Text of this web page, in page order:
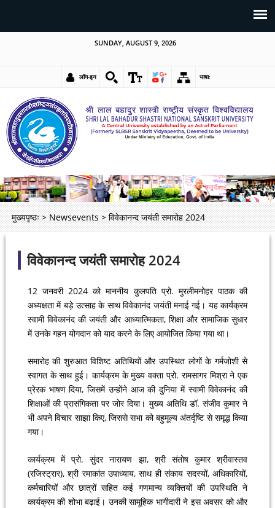
SUNDAY, AUGUST 9, 2026
लॉग-इन भाषा:
मुख्यपृष्ठः > Newsevents > विवेकानन्द जयंती समारोह 2024
विवेकानन्द जयंती समारोह 2024
12 जनवरी 2024 को माननीय कुलपति प्रो. मुरलीमनोहर पाठक की
अध्यक्षता में बड़े उत्साह के साथ विवेकानंद जयंती मनाई गई। यह कार्यक्रम
स्वामी विवेकानंद की जयंती और आध्यात्मिकता, शिक्षा और सामाजिक सुधार
में उनके गहन योगदान को याद करने के लिए आयोजित किया गया था।
समारोह की शुरुआत विशिष्ट अतिथियों और उपस्थित लोगों के गर्मजोशी से
स्वागत के साथ हुई। कार्यक्रम के मुख्य वक्ता प्रो. रामसागर मिश्रा ने एक
प्रेरक भाषण दिया, जिसमें उन्होंने आज की दुनिया में स्वामी विवेकानंद की
शिक्षाओं की प्रासंगिकता पर जोर दिया। मुख्य अतिथि डॉ. संजीव कुमार ने
भी अपने विचार साझा किए, जिससे सभा को बहुमूल्य अंतर्दृष्टि से समृद्ध किया
गया।
कार्यक्रम में प्रो. सुंदर नारायण झा, श्री संतोष कुमार श्रीवास्तव
(रजिस्ट्रार), श्री रमाकांत उपाध्याय, साथ ही संकाय सदस्यों, अधिकारियों,
कर्मचारियों और छात्रों सहित कई गणमान्य व्यक्तियों की उपस्थिति ने
कार्यक्रम की शोभा बढ़ाई। उनकी सामूहिक भागीदारी ने इस अवसर को और